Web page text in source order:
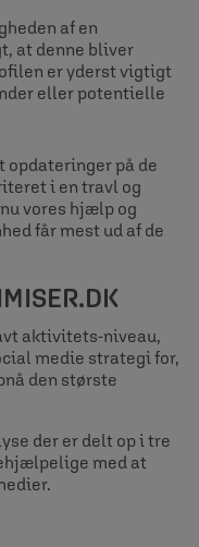
af en
at denne bliver
er yderst vigtigt
eller potentielle
opdateringer på de
i en travl og
vores hjælp og
får mest ud af de
aktivitets-niveau,
medie strategi for,
den største
der er delt op i tre
med at